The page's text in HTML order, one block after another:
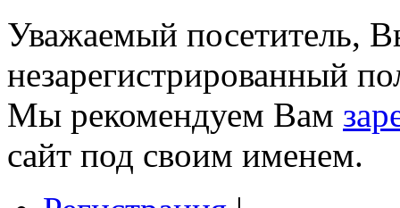
Уважаемый посетитель,
незарегистрированный
Мы рекомендуем Вам
сайт под своим именем.